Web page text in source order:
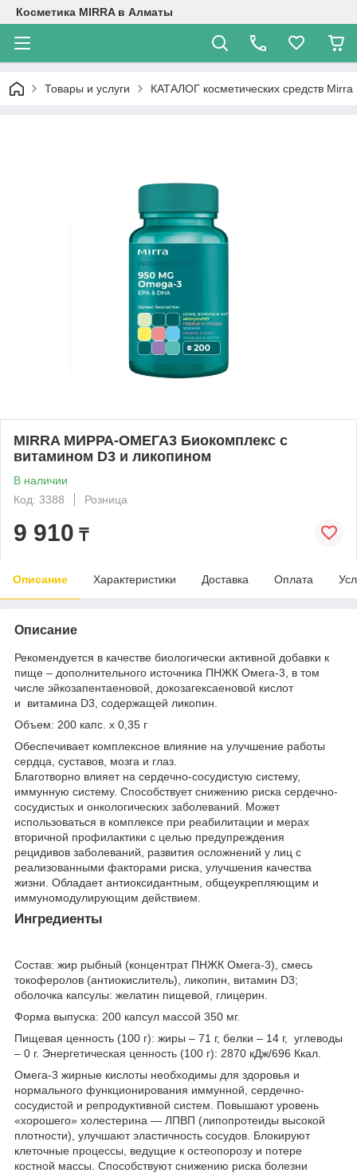
Косметика MIRRA в Алматы
Товары и услуги КАТАЛОГ косметических средств Mirra
MIRRA МИРРА-ОМЕГА3 Биокомплекс с
витамином D3 и ликопином
В наличии
Код: 3388
Розница
9 910 ₸
Описание Характеристики Доставка Оплата
Описание
Рекомендуется в качестве биологически активной добавки к
пище – дополнительного источника ПНЖК Омега-3, в том
числе эйкозапентаеновой, докозагексаеновой кислот
и витамина D3, содержащей ликопин.
Объем: 200 капс. х 0,35 г
Обеспечивает комплексное влияние на улучшение работы
сердца, суставов, мозга и глаз.
Благотворно влияет на сердечно-сосудистую систему,
иммунную систему. Способствует снижению риска сердечно-
сосудистых и онкологических заболеваний. Может
использоваться в комплексе при реабилитации и мерах
вторичной профилактики с целью предупреждения
рецидивов заболеваний, развития осложнений у лиц с
реализованными факторами риска, улучшения качества
жизни. Обладает антиоксидантным, общеукрепляющим и
иммуномодулирующим действием.
Ингредиенты
Состав: жир рыбный (концентрат ПНЖК Омега-3), смесь
токоферолов (антиокислитель), ликопин, витамин D3;
оболочка капсулы: желатин пищевой, глицерин.
Форма выпуска: 200 капсул массой 350 мг.
Пищевая ценность (100 г): жиры – 71 г, белки – 14 г, углеводы
– 0 г. Энергетическая ценность (100 г): 2870 кДж/696 Ккал.
Омега-3 жирные кислоты необходимы для здоровья и
нормального функционирования иммунной, сердечно-
сосудистой и репродуктивной систем. Повышают уровень
«хорошего» холестерина — ЛПВП (липопротеиды высокой
плотности), улучшают эластичность сосудов. Блокируют
клеточные процессы, ведущие к остеопорозу и потере
костной массы. Способствуют снижению риска болезни